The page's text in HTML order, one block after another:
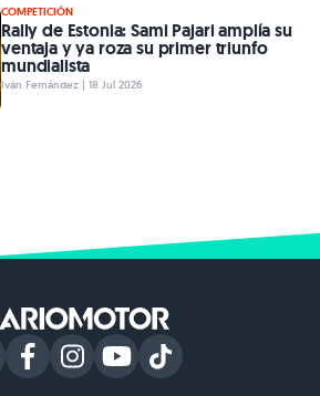
COMPETICIÓN
Rally de Estonia: Sami Pajari amplía su
ventaja y ya roza su primer triunfo
mundialista
Iván Fernández | 18 Jul 2026